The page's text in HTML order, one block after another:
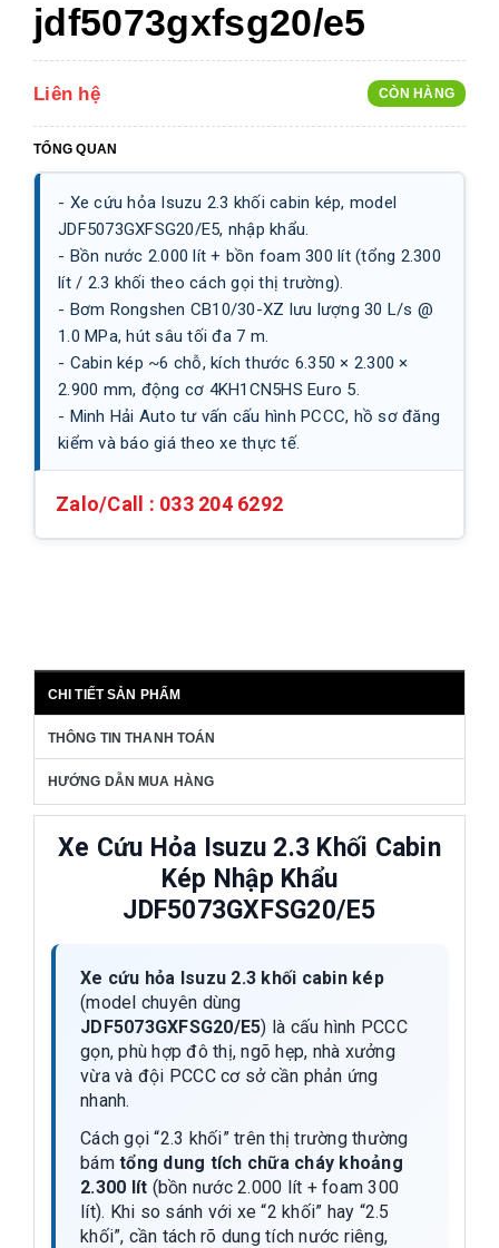
jdf5073gxfsg20/e5
Liên hệ CÒN HÀNG
TỔNG QUAN
- Xe cứu hỏa Isuzu 2.3 khối cabin kép, model
JDF5073GXFSG20/E5, nhập khẩu.
- Bồn nước 2.000 lít + bồn foam 300 lít (tổng 2.300
lít / 2.3 khối theo cách gọi thị trường).
- Bơm Rongshen CB10/30-XZ lưu lượng 30 L/s @
1.0 MPa, hút sâu tối đa 7 m.
- Cabin kép ~6 chỗ, kích thước 6.350 × 2.300 ×
2.900 mm, động cơ 4KH1CN5HS Euro 5.
- Minh Hải Auto tư vấn cấu hình PCCC, hồ sơ đăng
kiểm và báo giá theo xe thực tế.
Zalo/Call : 033 204 6292
CHI TIẾT SẢN PHẨM
THÔNG TIN THANH TOÁN
HƯỚNG DẪN MUA HÀNG
Xe Cứu Hỏa Isuzu 2.3 Khối Cabin
Kép Nhập Khẩu
JDF5073GXFSG20/E5
Xe cứu hỏa Isuzu 2.3 khối cabin kép
(model chuyên dùng
JDF5073GXFSG20/E5) là cấu hình PCCC
gọn, phù hợp đô thị, ngõ hẹp, nhà xưởng
vừa và đội PCCC cơ sở cần phản ứng
nhanh.
Cách gọi “2.3 khối” trên thị trường thường
bám tổng dung tích chữa cháy khoảng
2.300 lít (bồn nước 2.000 lít + foam 300
lít). Khi so sánh với xe “2 khối” hay “2.5
khối”, cần tách rõ dung tích nước riêng,